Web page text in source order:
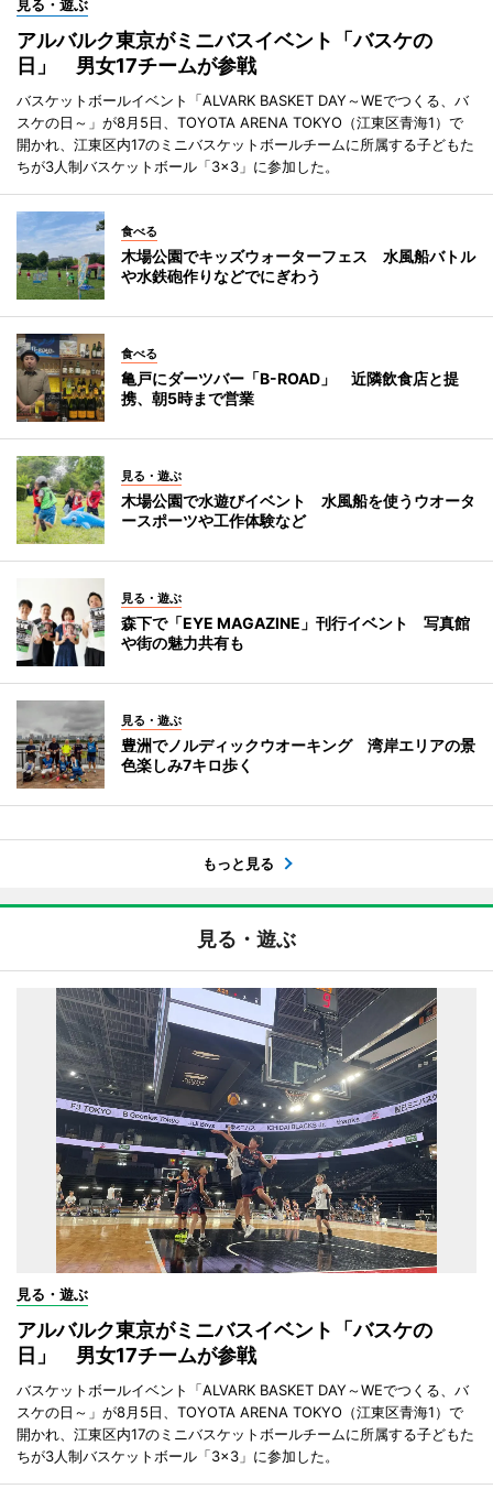
見る・遊ぶ
アルバルク東京がミニバスイベント「バスケの
日」 男女17チームが参戦
バスケットボールイベント「ALVARK BASKET DAY～WEでつくる、バ
スケの日～」が8月5日、TOYOTA ARENA TOKYO（江東区青海1）で
開かれ、江東区内17のミニバスケットボールチームに所属する子どもた
ちが3人制バスケットボール「3×3」に参加した。
食べる
木場公園でキッズウォーターフェス 水風船バトル
や水鉄砲作りなどでにぎわう
食べる
亀戸にダーツバー「B-ROAD」 近隣飲食店と提
携、朝5時まで営業
見る・遊ぶ
木場公園で水遊びイベント 水風船を使うウオータ
ースポーツや工作体験など
見る・遊ぶ
森下で「EYE MAGAZINE」刊行イベント 写真館
や街の魅力共有も
見る・遊ぶ
豊洲でノルディックウオーキング 湾岸エリアの景
色楽しみ7キロ歩く
もっと見る
見る・遊ぶ
見る・遊ぶ
アルバルク東京がミニバスイベント「バスケの
日」 男女17チームが参戦
バスケットボールイベント「ALVARK BASKET DAY～WEでつくる、バ
スケの日～」が8月5日、TOYOTA ARENA TOKYO（江東区青海1）で
開かれ、江東区内17のミニバスケットボールチームに所属する子どもた
ちが3人制バスケットボール「3×3」に参加した。